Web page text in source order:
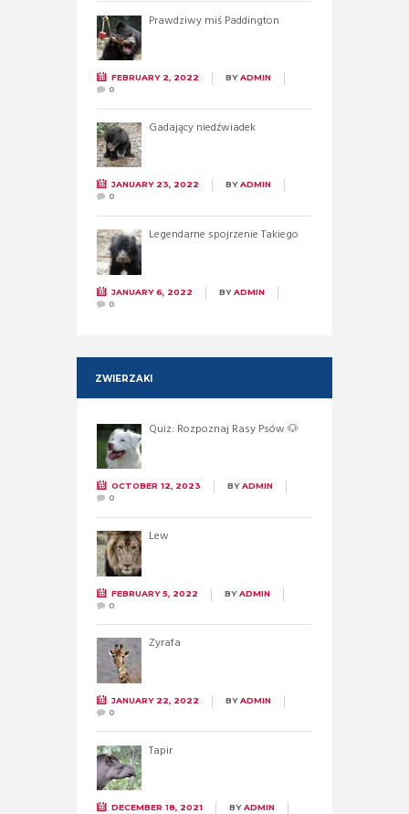
Prawdziwy miś Paddington
FEBRUARY 2, 2022 BYADMIN
0
Gadający niedźwiadek
JANUARY 23, 2022 BYADMIN
0
Legendarne spojrzenie Takiego
JANUARY 6, 2022 BYADMIN
0
ZWIERZAKI
Quiz: Rozpoznaj Rasy Psów 🐶
OCTOBER 12, 2023 BYADMIN
0
Lew
FEBRUARY 5, 2022 BYADMIN
0
Żyrafa
JANUARY 22, 2022 BYADMIN
0
Tapir
DECEMBER 18, 2021 BYADMIN